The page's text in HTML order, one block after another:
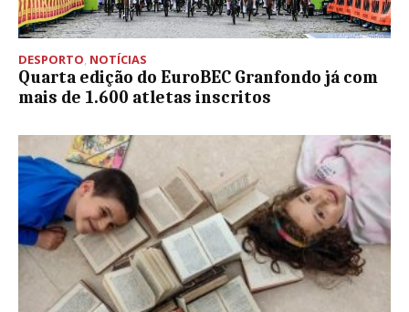
DESPORTO, NOTÍCIAS
Quarta edição do EuroBEC Granfondo já com
mais de 1.600 atletas inscritos